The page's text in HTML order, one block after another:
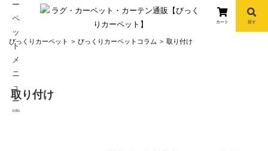
info
カート 探す
びっくりカーペット びっくりカーペットコラム 取り付け
取り付け